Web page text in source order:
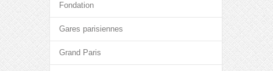
Fondation
Gares parisiennes
Grand Paris